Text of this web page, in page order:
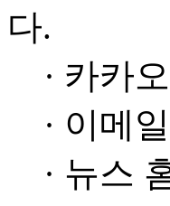
다.
· 카카
· 이메
· 뉴스